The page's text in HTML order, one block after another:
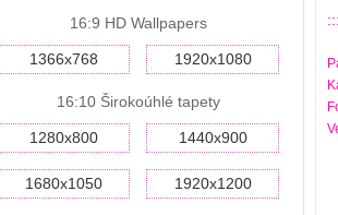
16:9 HD Wallpapers
1366x768 1920x1080
16:10 Širokoúhlé tapety
1280x800 1440x900
1680x1050 1920x1200